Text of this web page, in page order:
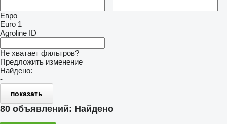
–
Евро
Euro 1
Agroline ID
Не хватает фильтров?
Предложить изменение
Найдено:
-
показать
80 объявлений: Найдено